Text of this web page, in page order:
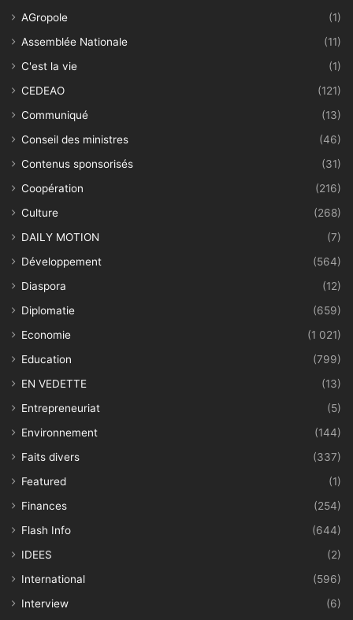
AGropole
(1)
Assemblée Nationale
(11)
C'est la vie
(1)
CEDEAO
(121)
Communiqué
(13)
Conseil des ministres
(46)
Contenus sponsorisés
(31)
Coopération
(216)
Culture
(268)
DAILY MOTION
(7)
Développement
(564)
Diaspora
(12)
Diplomatie
(659)
Economie
(1 021)
Education
(799)
EN VEDETTE
(13)
Entrepreneuriat
(5)
Environnement
(144)
Faits divers
(337)
Featured
(1)
Finances
(254)
Flash Info
(644)
IDEES
(2)
International
(596)
Interview
(6)